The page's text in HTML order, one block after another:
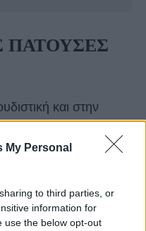
My Personal
to third parties, or
information for
use the below opt-out
ΠΑΤΟΥΣΕΣ
και στην
έλλειψη σεβασμού. Κι
μονίμως το έδαφος.